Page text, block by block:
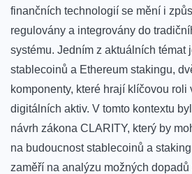
finančních technologií‍ se⁤ mění⁢ i
regulovány a integrovány⁢ do
systému. Jedním z aktuálních témat‌
stablecoinů a Ethereum stakingu,⁤
komponenty, které hrají ​klíčovou roli
digitálních aktiv. V tomto ⁣kontextu
návrh zákona​ CLARITY, který by
na budoucnost stablecoinů a​
zaměří na analýzu možných